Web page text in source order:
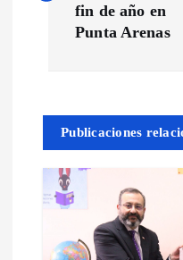
g
a
c
fin de año en
Punta Arenas
Publicaciones